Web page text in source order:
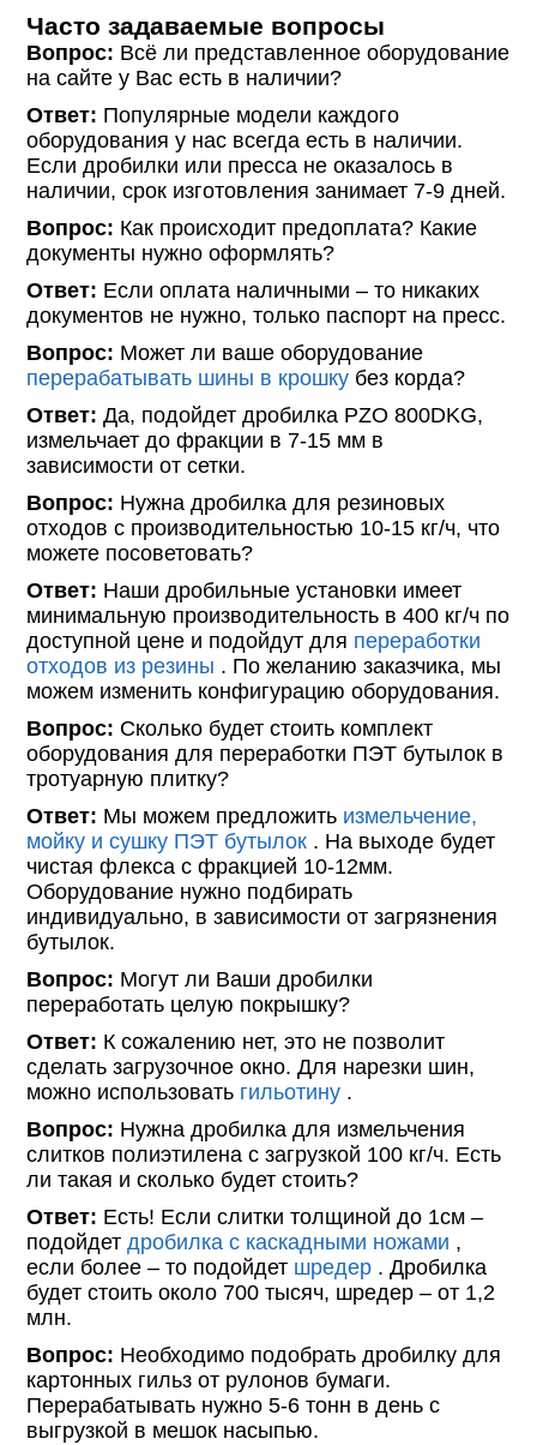
Часто задаваемые вопросы
Вопрос: Всё ли представленное оборудование
на сайте у Вас есть в наличии?
Ответ: Популярные модели каждого
оборудования у нас всегда есть в наличии.
Если дробилки или пресса не оказалось в
наличии, срок изготовления занимает 7-9 дней.
Вопрос: Как происходит предоплата? Какие
документы нужно оформлять?
Ответ: Если оплата наличными – то никаких
документов не нужно, только паспорт на пресс.
Вопрос: Может ли ваше оборудование
перерабатывать шины в крошку без корда?
Ответ:Да, подойдет дробилка PZO 800DKG,
измельчает до фракции в 7-15 мм в
зависимости от сетки.
Вопрос: Нужна дробилка для резиновых
отходов с производительностью 10-15 кг/ч, что
можете посоветовать?
Ответ: Наши дробильные установки имеет
минимальную производительность в 400 кг/ч по
доступной цене и подойдут для переработки
отходов из резины . По желанию заказчика, мы
можем изменить конфигурацию оборудования.
Вопрос: Сколько будет стоить комплект
оборудования для переработки ПЭТ бутылок в
тротуарную плитку?
Ответ: Мы можем предложить измельчение,
мойку и сушку ПЭТ бутылок . На выходе будет
чистая флекса с фракцией 10-12мм.
Оборудование нужно подбирать
индивидуально, в зависимости от загрязнения
бутылок.
Вопрос: Могут ли Ваши дробилки
переработать целую покрышку?
Ответ: К сожалению нет, это не позволит
сделать загрузочное окно. Для нарезки шин,
можно использовать гильотину .
Вопрос: Нужна дробилка для измельчения
слитков полиэтилена с загрузкой 100 кг/ч. Есть
ли такая и сколько будет стоить?
Ответ: Есть! Если слитки толщиной до 1см –
подойдетдробилка с каскадными ножами ,
если более – то подойдет шредер . Дробилка
будет стоить около 700 тысяч, шредер – от 1,2
млн.
Вопрос: Необходимо подобрать дробилку для
картонных гильз от рулонов бумаги.
Перерабатывать нужно 5-6 тонн в день с
выгрузкой в мешок насыпью.